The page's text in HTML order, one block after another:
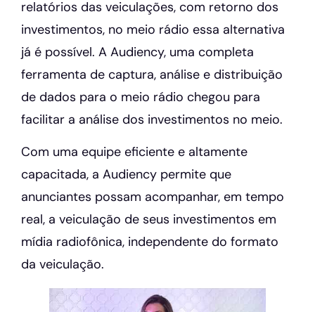
relatórios das veiculações, com retorno dos
investimentos, no meio rádio essa alternativa
já é possível. A Audiency, uma completa
ferramenta de captura, análise e distribuição
de dados para o meio rádio chegou para
facilitar a análise dos investimentos no meio.
Com uma equipe eficiente e altamente
capacitada, a Audiency permite que
anunciantes possam acompanhar, em tempo
real, a veiculação de seus investimentos em
mídia radiofônica, independente do formato
da veiculação.